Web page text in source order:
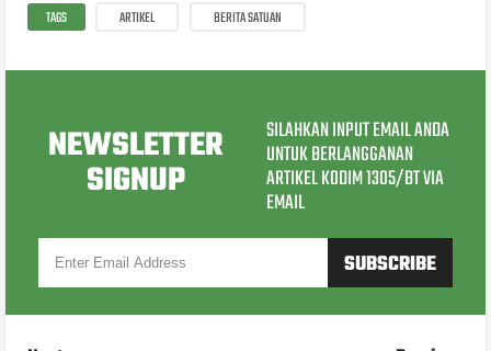
TAGS ARTIKEL BERITA SATUAN
NEWSLETTER
SIGNUP
SILAHKAN INPUT EMAIL ANDA
UNTUK BERLANGGANAN
ARTIKEL KODIM 1305/BT VIA
EMAIL